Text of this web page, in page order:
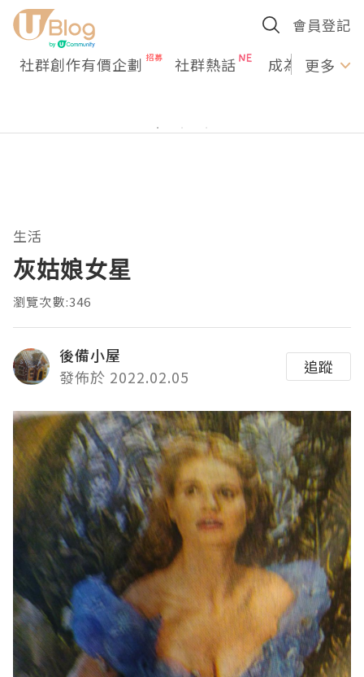
會員登記
社群創作有價企劃 社群熱話 成為U更多
生活
灰姑娘女星
瀏覽次數:346
後備小屋
發佈於 2022.02.05
追蹤